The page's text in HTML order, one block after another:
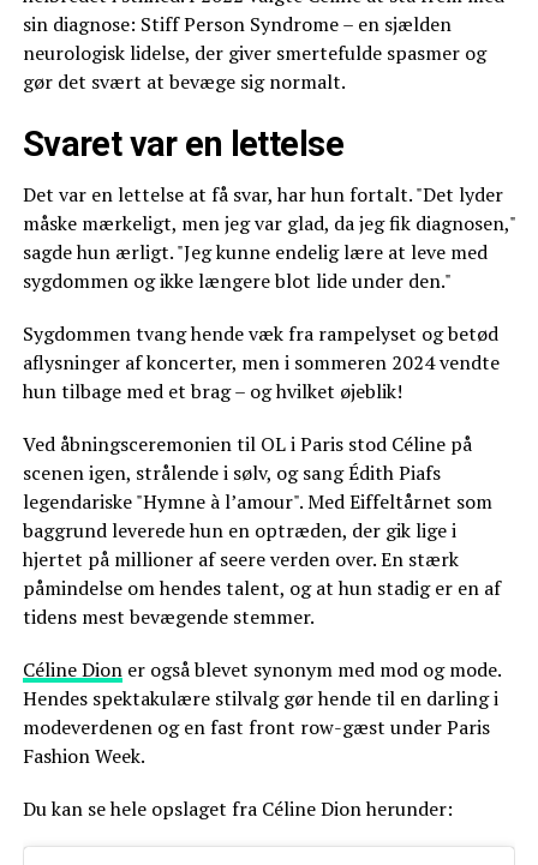
sin diagnose: Stiff Person Syndrome – en sjælden
neurologisk lidelse, der giver smertefulde spasmer og
gør det svært at bevæge sig normalt.
Svaret var en lettelse
Det var en lettelse at få svar, har hun fortalt. "Det lyder
måske mærkeligt, men jeg var glad, da jeg fik diagnosen,"
sagde hun ærligt. "Jeg kunne endelig lære at leve med
sygdommen og ikke længere blot lide under den."
Sygdommen tvang hende væk fra rampelyset og betød
aflysninger af koncerter, men i sommeren 2024 vendte
hun tilbage med et brag – og hvilket øjeblik!
Ved åbningsceremonien til OL i Paris stod Céline på
scenen igen, strålende i sølv, og sang Édith Piafs
legendariske "Hymne à l’amour". Med Eiffeltårnet som
baggrund leverede hun en optræden, der gik lige i
hjertet på millioner af seere verden over. En stærk
påmindelse om hendes talent, og at hun stadig er en af
tidens mest bevægende stemmer.
Céline Dioner også blevet synonym med mod og mode.
Hendes spektakulære stilvalg gør hende til en darling i
modeverdenen og en fast front row-gæst under Paris
Fashion Week.
Du kan se hele opslaget fra Céline Dion herunder: